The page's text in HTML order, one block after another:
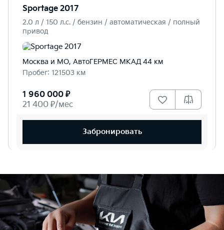
Sportage 2017
2.0 л / 150 л.c. / бензин / автоматическая / полный
привод
Москва и МО, АвтоГЕРМЕС МКАД 44 км
Пробег: 121503 км
1 960 000 ₽
21 400 ₽/мес
Забронировать